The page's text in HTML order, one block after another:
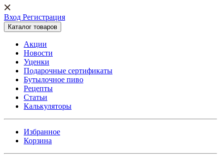
Вход Регистрация
Каталог товаров
Акции
Новости
Уценки
Подарочные сертификаты
Бутылочное пиво
Рецепты
Статьи
Калькуляторы
Избранное
Корзина